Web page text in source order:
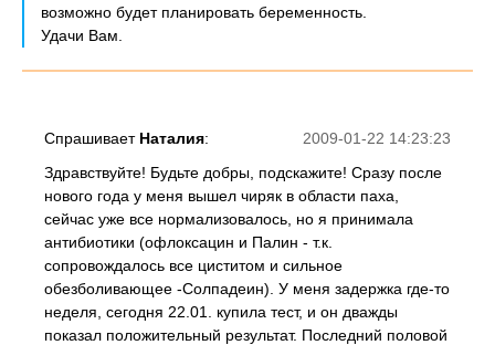
возможно будет планировать беременность.
Удачи Вам.
2009-01-22 14:23:23
Спрашивает Наталия:
Здравствуйте! Будьте добры, подскажите! Сразу после
нового года у меня вышел чиряк в области паха,
сейчас уже все нормализовалось, но я принимала
антибиотики (офлоксацин и Палин - т.к.
сопровождалось все циститом и сильное
обезболивающее -Солпадеин). У меня задержка где-то
неделя, сегодня 22.01. купила тест, и он дважды
показал положительный результат. Последний половой